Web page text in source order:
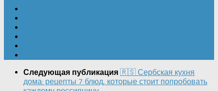
Следующая публикация 🇷🇸 Сербская кухня
дома: рецепты 7 блюд, которые стоит попробовать